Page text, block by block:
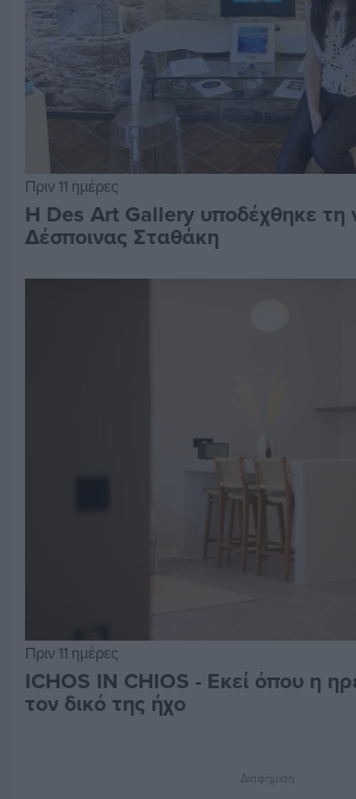
Πριν 11 ημέρες
Η Des Art Gallery υποδέχθηκε τη
Δέσποινας Σταθάκη
Πριν 11 ημέρες
ICHOS IN CHIOS - Εκεί όπου η
τον δικό της ήχο
Διαφήμιση